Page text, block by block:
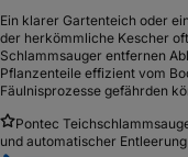
Ein klarer Gartenteich oder
der herkömmliche Kescher
Schlammsauger entfernen
Pflanzenteile effizient vom
Fäulnisprozesse gefährden
Pontec
und automatischer Entleerung